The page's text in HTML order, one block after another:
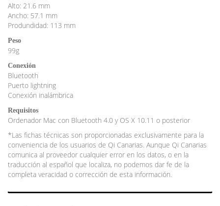
Alto: 21.6 mm
Ancho: 57.1 mm
Produndidad: 113 mm
Peso
99g
Conexión
Bluetooth
Puerto lightning
Conexión inalámbrica
Requisitos
Ordenador Mac con Bluetooth 4.0 y OS X 10.11 o posterior
*Las fichas técnicas son proporcionadas exclusivamente para la
conveniencia de los usuarios de Qi Canarias. Aunque Qi Canarias
comunica al proveedor cualquier error en los datos, o en la
traducción al español que localiza, no podemos dar fe de la
completa veracidad o corrección de esta información.